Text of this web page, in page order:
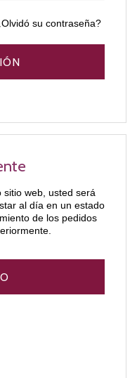
web, usted será
al día en un estado
de los pedidos
su contraseña?